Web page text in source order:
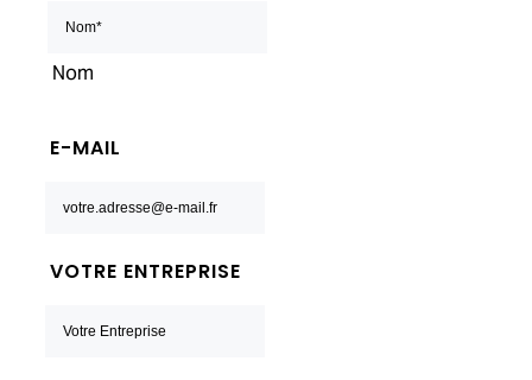
Nom
E-MAIL
VOTRE ENTREPRISE